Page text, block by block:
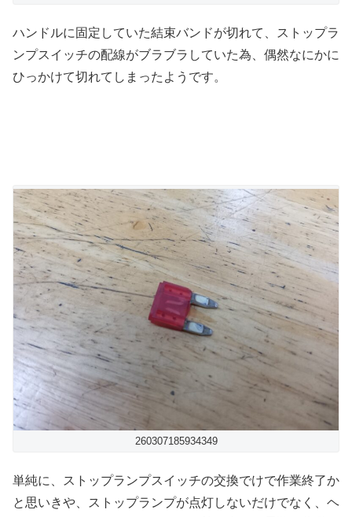
ハンドルに固定していた結束バンドが切れて、ストップラ
ンプスイッチの配線がブラブラしていた為、偶然なにかに
ひっかけて切れてしまったようです。
260307185934349
単純に、ストップランプスイッチの交換でけで作業終了か
と思いきや、ストップランプが点灯しないだけでなく、ヘ